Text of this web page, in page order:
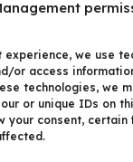
we use
or access
technologies, we
or unique IDs on
your consent, certain